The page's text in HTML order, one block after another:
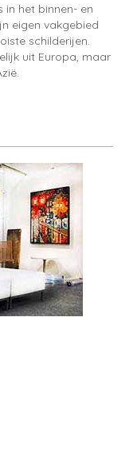
in het binnen- en
eigen vakgebied
schilderijen.
uit Europa, maar